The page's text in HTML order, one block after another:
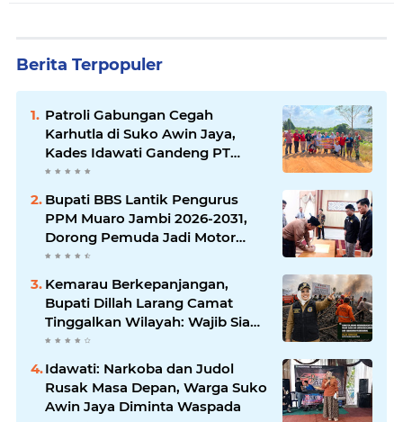
Berita Terpopuler
Patroli Gabungan Cegah
Karhutla di Suko Awin Jaya,
Kades Idawati Gandeng PT
BBB-S, TNI dan BPD
Bupati BBS Lantik Pengurus
PPM Muaro Jambi 2026-2031,
Dorong Pemuda Jadi Motor
Perubahan
Kemarau Berkepanjangan,
Bupati Dillah Larang Camat
Tinggalkan Wilayah: Wajib Siaga
Hadapi Karhutla dan Kebakaran
Idawati: Narkoba dan Judol
Rusak Masa Depan, Warga Suko
Awin Jaya Diminta Waspada